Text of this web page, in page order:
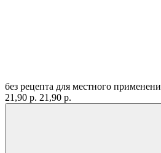
без рецепта для местного
21,90 р. 21,90 р.